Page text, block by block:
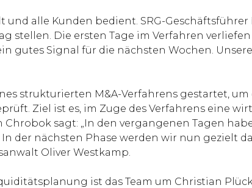
alle Kunden bedient. SRG-
stellen. Die ersten Tage im Verfahren
gutes Signal für die nächsten Wochen.
strukturierten M&A-Verfahrens gestartet,
Ziel ist es, im Zuge des Verfahrens eine
sagt: „In den vergangenen Tagen
der nächsten Phase werden wir nun gezielt
Oliver Westkamp.
ist das Team um Christian